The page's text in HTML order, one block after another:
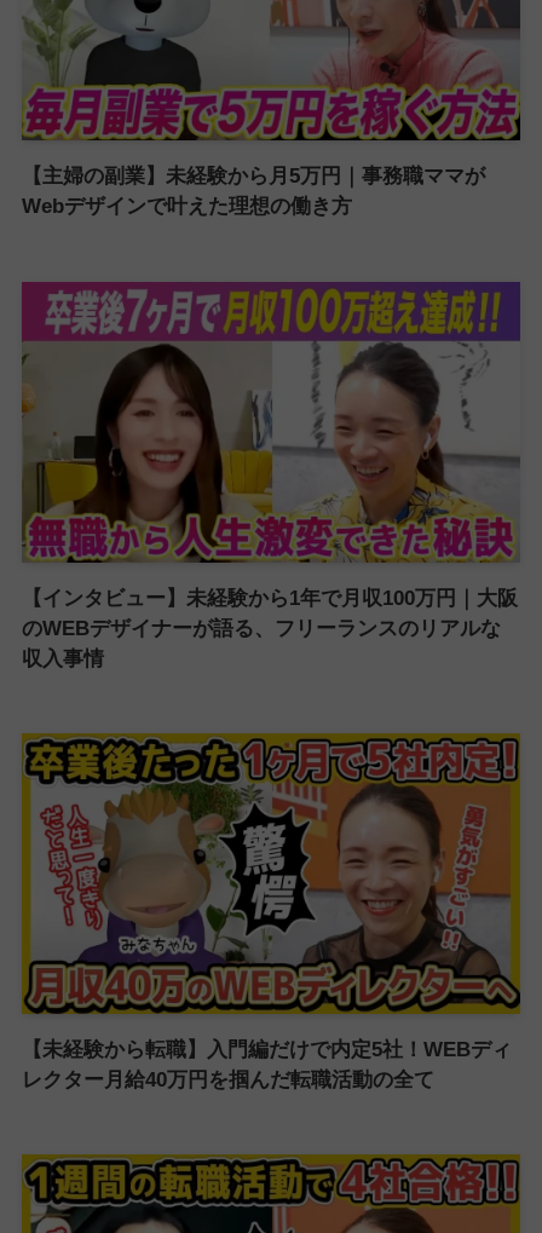
【主婦の副業】未経験から月5万円｜事務職ママが
Webデザインで叶えた理想の働き方
【インタビュー】未経験から1年で月収100万円｜大阪
のWEBデザイナーが語る、フリーランスのリアルな
収入事情
【未経験から転職】入門編だけで内定5社！WEBディ
レクター月給40万円を掴んだ転職活動の全て